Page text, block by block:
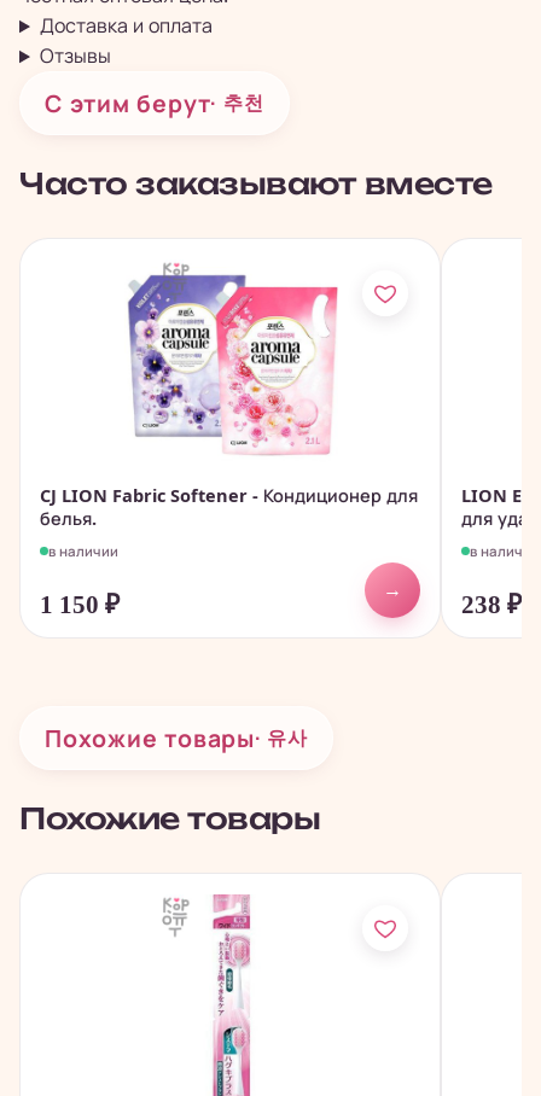
Доставка и оплата
Отзывы
С этим берут· 추천
Часто заказывают вместе
CJ LION Fabric Softener - Кондиционер для
белья.
в наличии
1 150 ₽
→
LION
для
в наличии
238₽
Похожие товары· 유사
Похожие товары